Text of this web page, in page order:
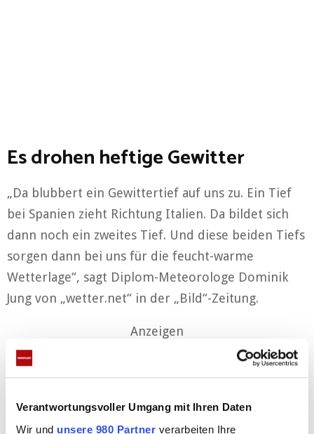
Verantwortungsvoller Umgang mit Ihren Daten
Wir und unsere 980 Partner verarbeiten Ihre
Es drohen heftige Gewitter
„Da blubbert ein Gewittertief auf uns zu. Ein Tief
bei Spanien zieht Richtung Italien. Da bildet sich
dann noch ein zweites Tief. Und diese beiden Tiefs
sorgen dann bei uns für die feucht-warme
Wetterlage“, sagt Diplom-Meteorologe Dominik
Jung von „wetter.net“ in der „Bild“-Zeitung.
Anzeigen